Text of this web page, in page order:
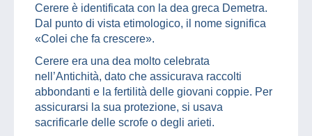
Cerere è identificata con la dea greca Demetra.
Dal punto di vista etimologico, il nome significa
«Colei che fa crescere».
Cerere era una dea molto celebrata
nell’Antichità, dato che assicurava raccolti
abbondanti e la fertilità delle giovani coppie. Per
assicurarsi la sua protezione, si usava
sacrificarle delle scrofe o degli arieti.